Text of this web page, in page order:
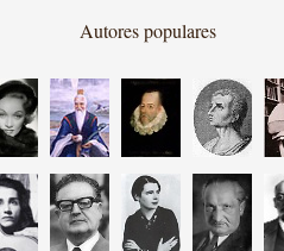
Autores populares